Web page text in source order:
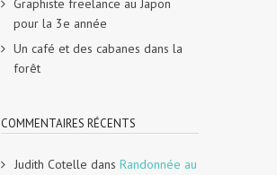
Graphiste freelance au Japon
pour la 3e année
Un café et des cabanes dans la
forêt
COMMENTAIRES RÉCENTS
Judith Cotelle dans Randonnée au